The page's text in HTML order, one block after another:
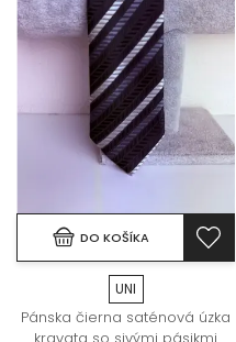
DO KOŠÍKA
UNI
Pánska čierna saténová úzka